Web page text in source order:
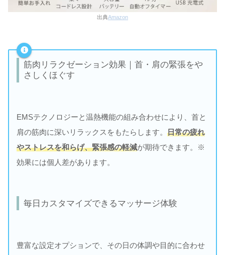
出典Amazon
筋肉リラクゼーション効果｜首・肩の緊張をや
さしくほぐす
EMSテクノロジーと温熱機能の組み合わせにより、首と
肩の筋肉に深いリラックスをもたらします。 日常の疲れ
やストレスを和らげ、緊張感の軽減が期待できます。※
効果には個人差があります。
毎日カスタマイズできるマッサージ体験
豊富な設定オプションで、その日の体調や目的に合わせ